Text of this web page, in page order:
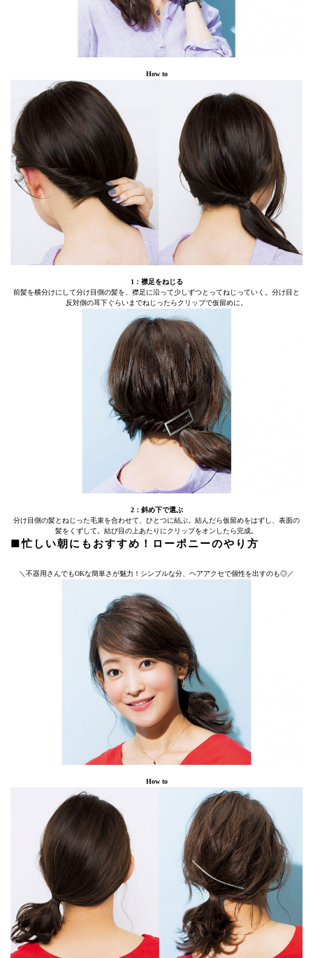
How to
1：襟足をねじる
前髪を横分けにして分け目側の髪を、襟足に沿って少しずつとってねじっていく。分け目と
反対側の耳下ぐらいまでねじったらクリップで仮留めに。
2：斜め下で選ぶ
分け目側の髪とねじった毛束を合わせて、ひとつに結ぶ。結んだら仮留めをはずし、表面の
髪をくずして。結び目の上あたりにクリップをオンしたら完成。
■忙しい朝にもおすすめ！ローポニーのやり方
＼不器用さんでもOKな簡単さが魅力！シンプルな分、ヘアアクセで個性を出すのも◎／
How to